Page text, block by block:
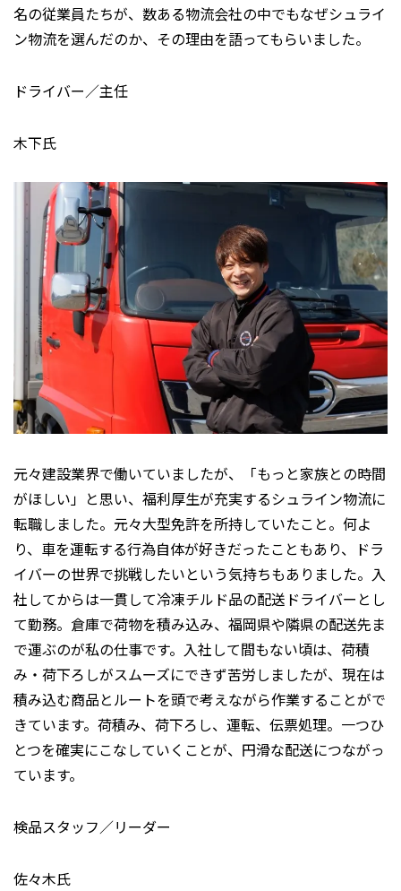
名の従業員たちが、数ある物流会社の中でもなぜシュライ
ン物流を選んだのか、その理由を語ってもらいました。
ドライバー／主任
木下氏
元々建設業界で働いていましたが、「もっと家族との時間
がほしい」と思い、福利厚生が充実するシュライン物流に
転職しました。元々大型免許を所持していたこと。何よ
り、車を運転する行為自体が好きだったこともあり、ドラ
イバーの世界で挑戦したいという気持ちもありました。入
社してからは一貫して冷凍チルド品の配送ドライバーとし
て勤務。倉庫で荷物を積み込み、福岡県や隣県の配送先ま
で運ぶのが私の仕事です。入社して間もない頃は、荷積
み・荷下ろしがスムーズにできず苦労しましたが、現在は
積み込む商品とルートを頭で考えながら作業することがで
きています。荷積み、荷下ろし、運転、伝票処理。一つひ
とつを確実にこなしていくことが、円滑な配送につながっ
ています。
検品スタッフ／リーダー
佐々木氏